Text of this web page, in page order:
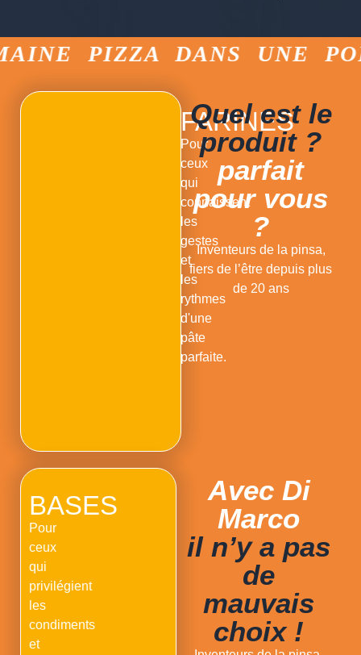
PIZZA DANS UNE
FARINES
Pour
ceux
qui
connaissent
les
gestes
et
les
rythmes
d'une
pâte
parfaite.
Quel est le
produit ?
parfait
pour vous
?
Inventeurs de la pinsa,
fiers de l’être depuis plus
de 20 ans
Avec Di
Marco
il n’y a pas
de
mauvais
choix !
BASES
Pour
ceux
qui
privilégient
les
condiments
et